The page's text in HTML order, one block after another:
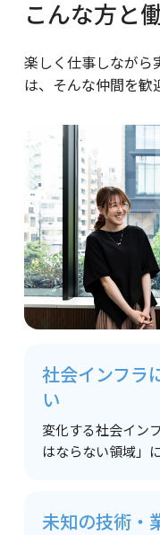
こんな方と
楽しく仕事しながら
は、そんな仲間を歓
社会インフラ
い
変化する社会イン
はならない領域」
未知の技術・